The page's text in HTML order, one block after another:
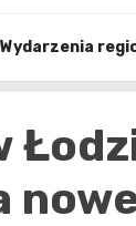
Wydarzenia